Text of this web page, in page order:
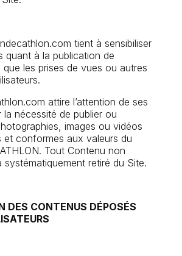
tient à sensibiliser
quant à la publication de
que les prises de vues ou autres
attire l’attention de ses
la nécessité de publier ou
images ou vidéos
et conformes aux valeurs du
Tout Contenu non
retiré du Site.
DES CONTENUS DÉPOSÉS